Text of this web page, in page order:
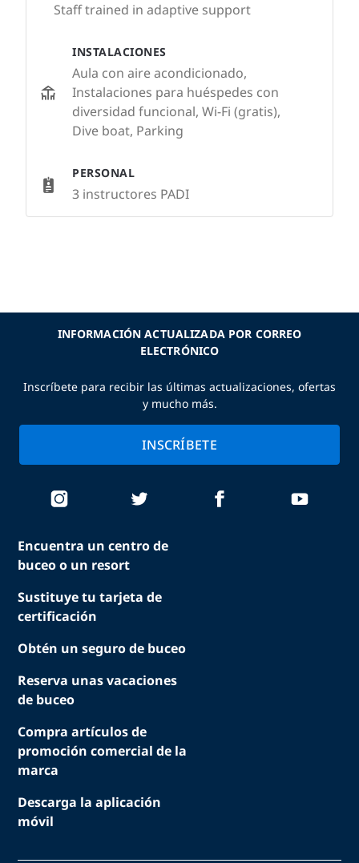
Staff trained in adaptive support
INSTALACIONES
Aula con aire acondicionado,
Instalaciones para huéspedes con
diversidad funcional, Wi-Fi (gratis),
Dive boat, Parking
PERSONAL
3 instructores PADI
Encuentra un centro de
buceo o un resort
Sustituye tu tarjeta de
certificación
Obtén un seguro de buceo
Reserva unas vacaciones
de buceo
Compra artículos de
promoción comercial de la
marca
Descarga la aplicación
móvil
INFORMACIÓN ACTUALIZADA POR CORREO
ELECTRÓNICO
Inscríbete para recibir las últimas actualizaciones, ofertas
y mucho más.
INSCRÍBETE